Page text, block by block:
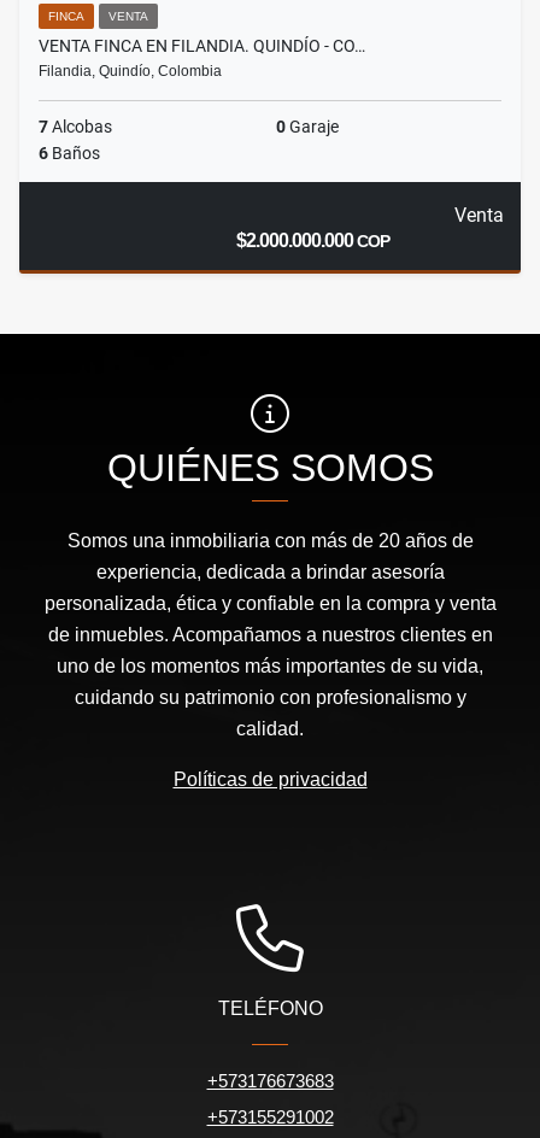
FINCA VENTA
VENTA FINCA EN FILANDIA. QUINDÍO - CO…
Filandia, Quindío, Colombia
7Alcobas 0Garaje
6 Baños
Venta
$2.000.000.000COP
QUIÉNES SOMOS
Somos una inmobiliaria con más de 20 años de
experiencia, dedicada a brindar asesoría
personalizada, ética y confiable en la compra y venta
de inmuebles. Acompañamos a nuestros clientes en
uno de los momentos más importantes de su vida,
cuidando su patrimonio con profesionalismo y
calidad.
Políticas de privacidad
TELÉFONO
+573176673683
+573155291002